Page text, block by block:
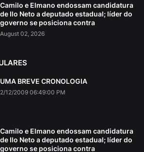
Camilo e Elmano endossam candidatura
de Ilo Neto a deputado estadual; líder do
governo se posiciona contra
August 02, 2026
UMA BREVE CRONOLOGIA
2/12/2009 06:49:00 PM
Camilo e Elmano endossam candidatura
de Ilo Neto a deputado estadual; líder do
governo se posiciona contra